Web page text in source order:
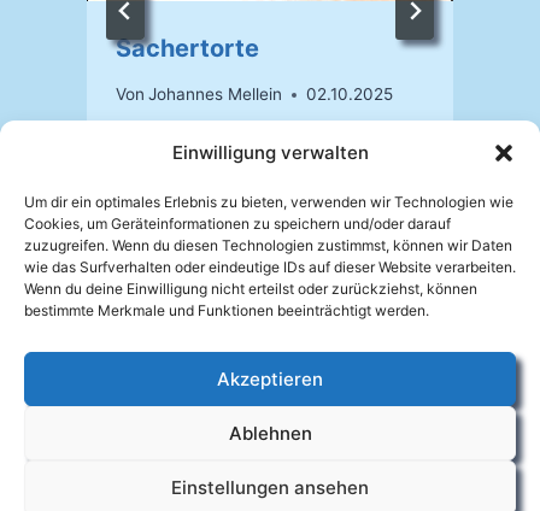
Einwilligung verwalten
Um dir ein optimales Erlebnis zu bieten, verwenden wir Technologien wie
Cookies, um Geräteinformationen zu speichern und/oder darauf
zuzugreifen. Wenn du diesen Technologien zustimmst, können wir Daten
wie das Surfverhalten oder eindeutige IDs auf dieser Website verarbeiten.
Wenn du deine Einwilligung nicht erteilst oder zurückziehst, können
bestimmte Merkmale und Funktionen beeinträchtigt werden.
Akzeptieren
Ablehnen
Einstellungen ansehen
Sachertorte
Von Johannes Mellein 02.10.2025
Facebook
Datenschutzerklärung
Cookie-Richtlinie (EU)
Kontakt